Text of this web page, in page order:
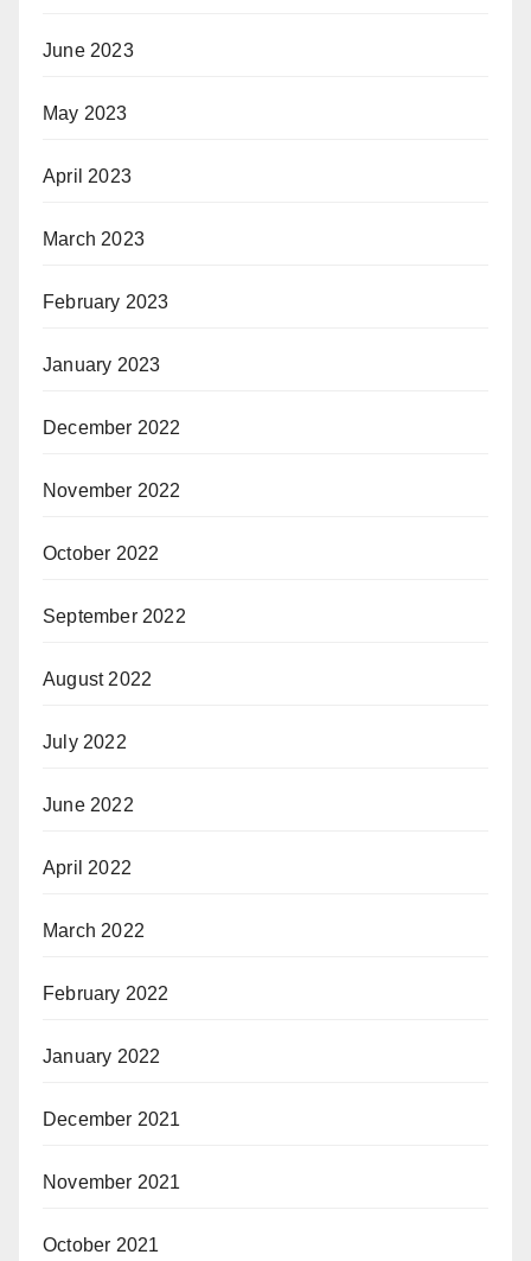
June 2023
May 2023
April 2023
March 2023
February 2023
January 2023
December 2022
November 2022
October 2022
September 2022
August 2022
July 2022
June 2022
April 2022
March 2022
February 2022
January 2022
December 2021
November 2021
October 2021